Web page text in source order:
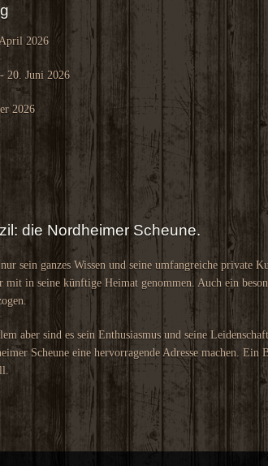
2026
20. Juni 2026
2026
die Nordheimer Scheune.
sein ganzes Wissen und seine umfangreiche private
mit in seine künftige Heimat genommen. Auch ein
aber sind es sein Enthusiasmus und seine
Scheune eine hervorragende Adresse machen. Ein